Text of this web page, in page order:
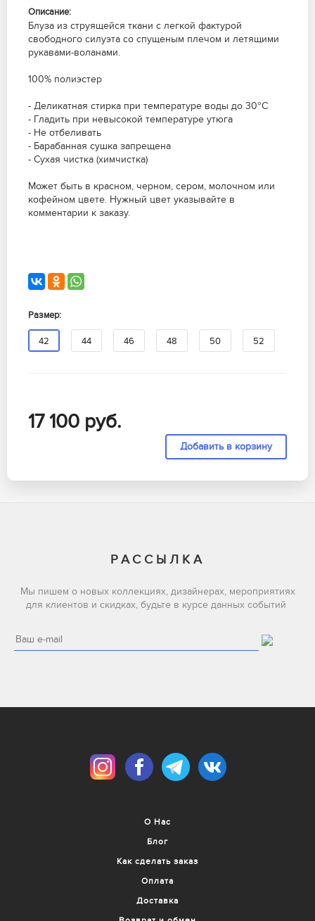
Описание:
Блуза из струящейся ткани с легкой фактурой
свободного силуэта со спущеным плечом и летящими
рукавами-воланами.
100% полиэстер
- Деликатная стирка при температуре воды до 30°C
- Гладить при невысокой температуре утюга
- Не отбеливать
- Барабанная сушка запрещена
- Сухая чистка (химчистка)
Может быть в красном, черном, сером, молочном или
кофейном цвете. Нужный цвет указывайте в
комментарии к заказу.
Размер:
42 44 46 48 50 52
17 100 руб.
РАССЫЛКА
Мы пишем о новых коллекциях, дизайнерах, мероприятиях
для клиентов и скидках, будьте в курсе данных событий
О Нас
Блог
Как сделать заказ
Оплата
Доставка